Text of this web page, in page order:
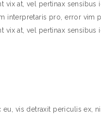
vix at, vel pertinax
interpretaris pro, error vim
vix at, vel pertinax
vis detraxit periculis ex,